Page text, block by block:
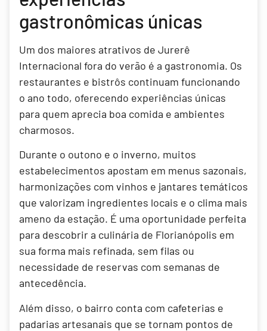
gastronômicas únicas
Um dos maiores atrativos de Jurerê
Internacional fora do verão é a gastronomia. Os
restaurantes e bistrôs continuam funcionando
o ano todo, oferecendo experiências únicas
para quem aprecia boa comida e ambientes
charmosos.
Durante o outono e o inverno, muitos
estabelecimentos apostam em menus sazonais,
harmonizações com vinhos e jantares temáticos
que valorizam ingredientes locais e o clima mais
ameno da estação. É uma oportunidade perfeita
para descobrir a culinária de Florianópolis em
sua forma mais refinada, sem filas ou
necessidade de reservas com semanas de
antecedência.
Além disso, o bairro conta com cafeterias e
padarias artesanais que se tornam pontos de